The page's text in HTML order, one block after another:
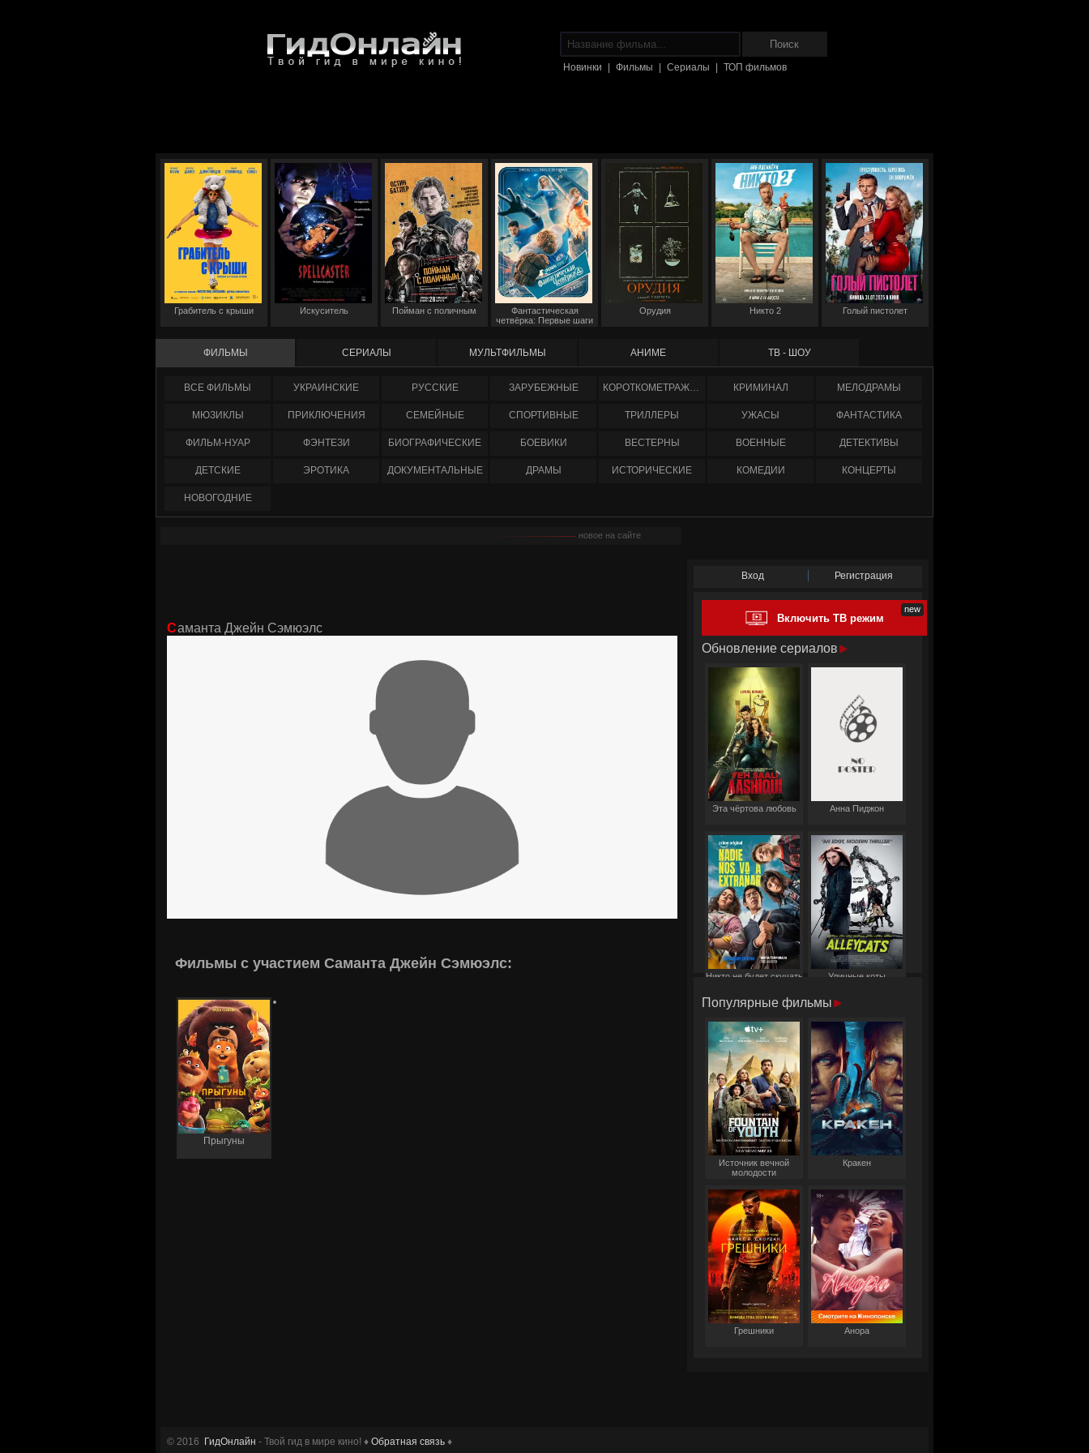
Новинки Фильмы Сериалы ТОП фильмов
Грабитель с крыши Искуситель Пойман с поличным
Фантастическая
четвёрка: Первые шаги
Орудия Никто 2 Голый пистолет
ФИЛЬМЫ СЕРИАЛЫ МУЛЬТФИЛЬМЫ АНИМЕ ТВ - ШОУ
ФИЛЬМЫ УКРАИНCКИЕ РУССКИЕ ЗАРУБЕЖНЫЕ КОРОТКОМЕТРАЖНЫЕ КРИМИНАЛ МЕЛОДРАМЫ
МЮЗИКЛЫ ПРИКЛЮЧЕНИЯ СЕМЕЙНЫЕ СПОРТИВНЫЕ ТРИЛЛЕРЫ УЖАСЫ ФАНТАСТИКА
ФИЛЬМ-НУАР ФЭНТЕЗИ БИОГРАФИЧЕСКИЕ БОЕВИКИ ВЕСТЕРНЫ ВОЕННЫЕ ДЕТЕКТИВЫ
ДЕТСКИЕ ЭРОТИКА ДОКУМЕНТАЛЬНЫЕ ДРАМЫ ИСТОРИЧЕСКИЕ КОМЕДИИ КОНЦЕРТЫ
НОВОГОДНИЕ
новое на сайте
Саманта Джейн Сэмюэлс
Фильмы с участием Саманта Джейн Сэмюэлс:
Прыгуны
Вход Регистрация
Включить ТВ режим
Обновление сериалов
Эта чёртова любовь Анна Пиджон
Никто не будет скучать
Уличные коты
Популярные фильмы
Источник вечной
молодости
Кракен
Грешники Анора
© 2016 ГидОнлайн - Твой гид в мире кино! ♦ Обратная связь ♦